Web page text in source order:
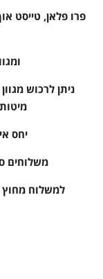
פרו פלאן, טייסט
ניתן לרכוש
יחס
משלוחים
למשלוח מחוץ